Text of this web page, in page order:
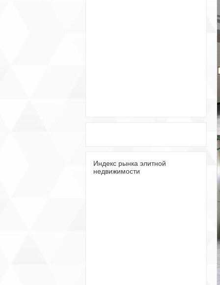
Индекс рынка элитной
недвижимости